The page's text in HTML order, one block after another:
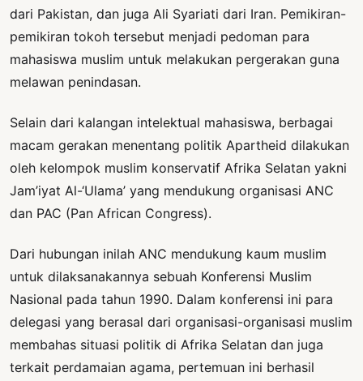
dari Pakistan, dan juga Ali Syariati dari Iran. Pemikiran-
pemikiran tokoh tersebut menjadi pedoman para
mahasiswa muslim untuk melakukan pergerakan guna
melawan penindasan.
Selain dari kalangan intelektual mahasiswa, berbagai
macam gerakan menentang politik Apartheid dilakukan
oleh kelompok muslim konservatif Afrika Selatan yakni
Jam’iyat Al-‘Ulama’ yang mendukung organisasi ANC
dan PAC (Pan African Congress).
Dari hubungan inilah ANC mendukung kaum muslim
untuk dilaksanakannya sebuah Konferensi Muslim
Nasional pada tahun 1990. Dalam konferensi ini para
delegasi yang berasal dari organisasi-organisasi muslim
membahas situasi politik di Afrika Selatan dan juga
terkait perdamaian agama, pertemuan ini berhasil